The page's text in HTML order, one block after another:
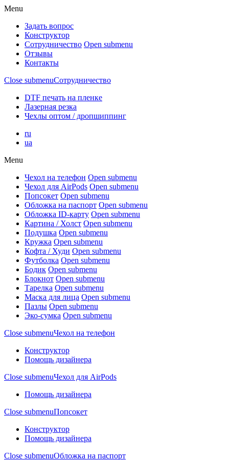
Menu
Задать вопрос
Конструктор
Сотрудничество Open submenu
Отзывы
Контакты
Close submenuСотрудничество
DTF печать на пленке
Лазерная резка
Чехлы оптом / дропшиппинг
ru
ua
Menu
Чехол на телефон Open submenu
Чехол для AirPods Open submenu
Попсокет Open submenu
Обложка на паспорт Open submenu
Обложка ID-карту Open submenu
Картина / Холст Open submenu
Подушка Open submenu
Кружка Open submenu
Кофта / Худи Open submenu
Футболка Open submenu
Бодик Open submenu
Блокнот Open submenu
Тарелка Open submenu
Маска для лица Open submenu
Пазлы Open submenu
Эко-сумка Open submenu
Close submenuЧехол на телефон
Конструктор
Помощь дизайнера
Close submenuЧехол для AirPods
Помощь дизайнера
Close submenuПопсокет
Конструктор
Помощь дизайнера
Close submenuОбложка на паспорт